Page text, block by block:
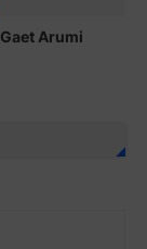
Arumi